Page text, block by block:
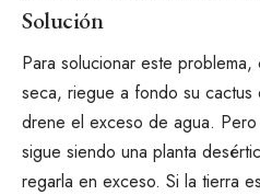
Solución
Para solucionar este
seca, riegue a fondo su
drene el exceso de agua.
sigue siendo una planta
regarla en exceso. Si la tierra